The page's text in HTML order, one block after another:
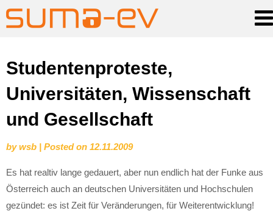
Skip
content
Studentenproteste,
Universitäten, Wissenschaft
und Gesellschaft
bywsb | Posted on 12.11.2009
Es hat realtiv lange gedauert, aber nun endlich hat der Funke aus
Österreich auch an deutschen Universitäten und Hochschulen
gezündet: es ist Zeit für Veränderungen, für Weiterentwicklung!